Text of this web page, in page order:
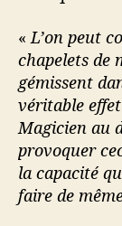
« L’on peut
chapelets de
gémissent
véritable
Magicien au
provoquer
la capacité
faire de